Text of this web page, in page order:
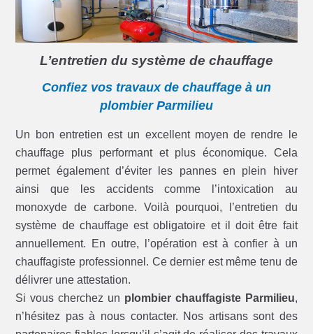
L’entretien du système de chauffage
Confiez vos travaux de chauffage à un
plombier Parmilieu
Un bon entretien est un excellent moyen de rendre le
chauffage plus performant et plus économique. Cela
permet également d’éviter les pannes en plein hiver
ainsi que les accidents comme l’intoxication au
monoxyde de carbone. Voilà pourquoi, l’entretien du
système de chauffage est obligatoire et il doit être fait
annuellement. En outre, l’opération est à confier à un
chauffagiste professionnel. Ce dernier est même tenu de
délivrer une attestation.
Si vous cherchez un plombier chauffagiste Parmilieu,
n’hésitez pas à nous contacter. Nos artisans sont des